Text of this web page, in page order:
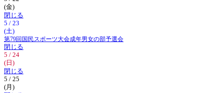
(金)
閉じる
5 / 23
(土)
第79回国民スポーツ大会成年男女の部予選会
閉じる
5 / 24
(日)
閉じる
5 / 25
(月)